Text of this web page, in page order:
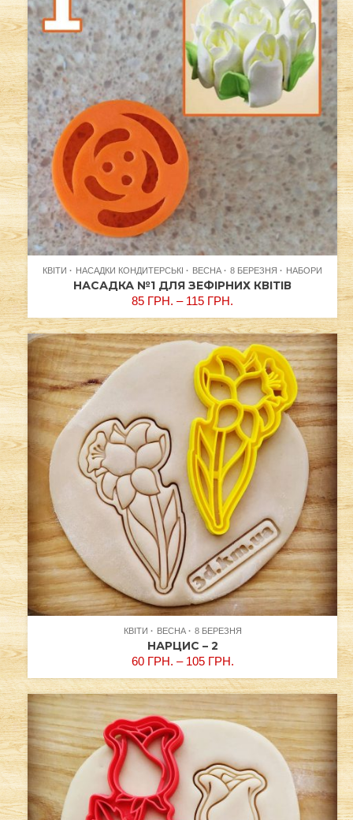
КВІТИ НАСАДКИ КОНДИТЕРСЬКІ ВЕСНА 8 БЕРЕЗНЯ НАБОРИ
НАСАДКА №1 ДЛЯ ЗЕФІРНИХ КВІТІВ
85 ГРН. – 115 ГРН.
КВІТИ ВЕСНА 8 БЕРЕЗНЯ
НАРЦИС – 2
60 ГРН. – 105 ГРН.